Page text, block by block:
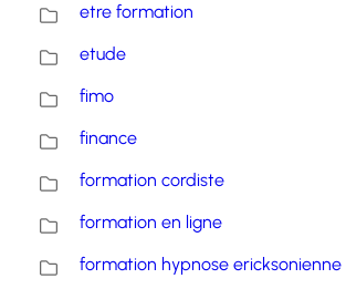
etre formation
etude
fimo
finance
formation cordiste
formation en ligne
formation hypnose ericksonienne